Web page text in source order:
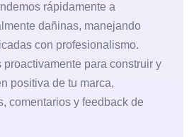
rápidamente a
dañinas, manejando
con profesionalismo.
para construir y
positiva de tu marca,
comentarios y feedback de